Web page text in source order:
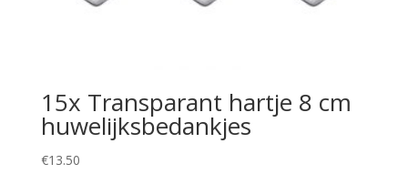
15x Transparant hartje 8 cm
huwelijksbedankjes
€13.50